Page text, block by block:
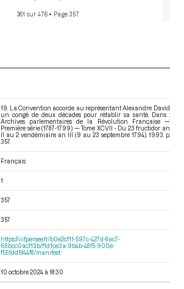
361 sur 476 • Page 357
19. La Convention accorde au représentant Alexandre David
un congé de deux décades pour rétablir sa santé. Dans :
Archives parlementaires de la Révolution Française —
Première série (1787-1799) — Tome XCVII - Du 23 fructidor an
II au 2 vendémiaire an III (9 au 23 septembre 1794). 1993. p.
357.
Français
1
357
357
https://iiif.persee.fr/b0e2cf11-597c-427d-8ac7-
68bcc0acf13b/f1d1ce3a-9b4b-48f5-900e-
f551dd5f44f8/manifest
10 octobre 2024 à 18:30